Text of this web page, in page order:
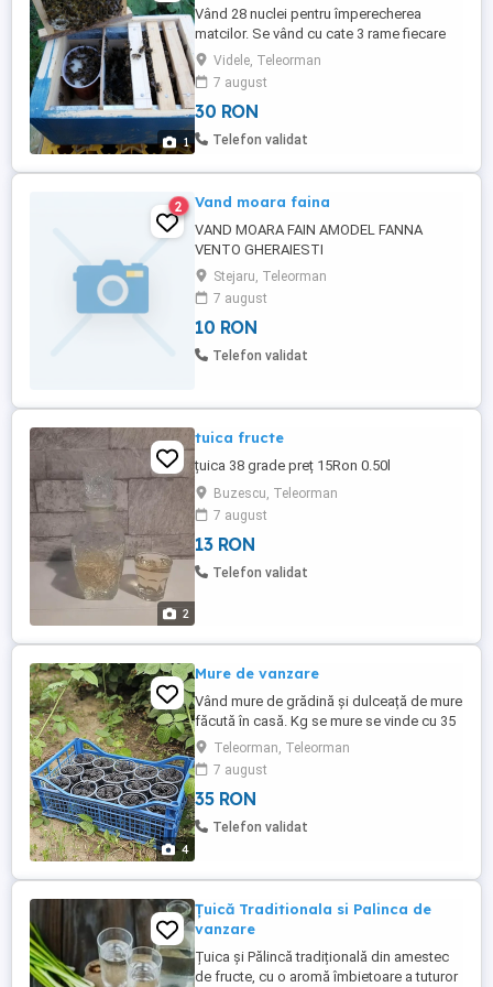
1
Vând 28 nuclei pentru împerecherea
matcilor. Se vând cu cate 3 rame fiecare
Au compartiment separat pentru hrana.
Mai multe detalii in privat.
Videle, Teleorman
7 august
30 RON
Telefon validat
2 Vand moara faina
VAND MOARA FAIN AMODEL FANNA
VENTO GHERAIESTI
Stejaru, Teleorman
7 august
10 RON
Telefon validat
2
tuica fructe
țuica 38 grade preț 15Ron 0.50l
Buzescu, Teleorman
7 august
13 RON
Telefon validat
4
Mure de vanzare
Vând mure de grădină și dulceață de mure
făcută în casă. Kg se mure se vinde cu 35
lei kg și borcanul de dulceață cu 20 lei.
Teleorman, Teleorman
7 august
35 RON
Telefon validat
Țuică Traditionala si Palinca de
vanzare
Țuica și Pălincă tradițională din amestec
de fructe, cu o aromă îmbietoare a tuturor